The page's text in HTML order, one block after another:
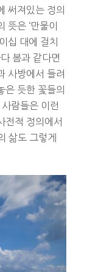
써져있는 정의
뜻은 ‘만물이
십 대에 걸치
봄과 같다면
사방에서 들려
은 듯한 꽃들의
람들은 이런
전적 정의에서
삶도 그렇게